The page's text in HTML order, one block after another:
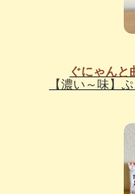
ぐにゃん
【濃い～味】